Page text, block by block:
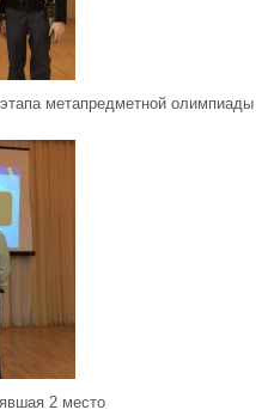
метапредметной олимпиады
2 место